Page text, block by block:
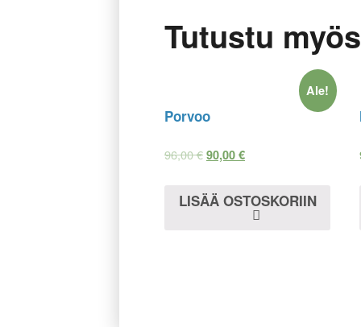
Tutustu myös
Ale!
Porvoo
96,00€ 90,00 €
LISÄÄ OSTOSKORIIN